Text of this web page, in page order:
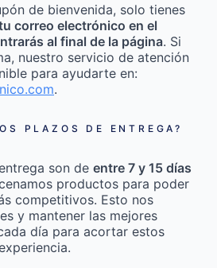
de bienvenida, solo tienes
correo electrónico en el
al final de la página. Si
nuestro servicio de atención
para ayudarte en:
.
PLAZOS DE ENTREGA?
son de entre 7 y 15 días
productos para poder
competitivos. Esto nos
y mantener las mejores
día para acortar estos